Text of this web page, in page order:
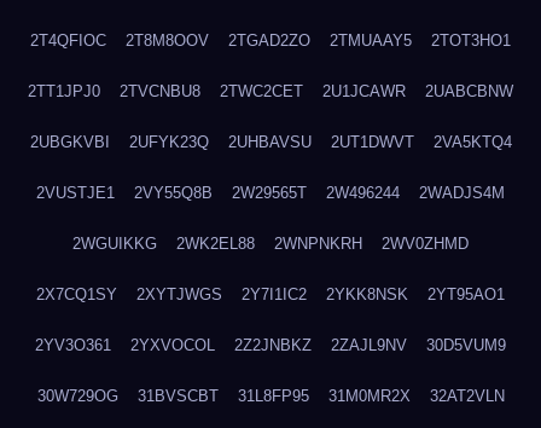
2T4QFIOC 2T8M8OOV 2TGAD2ZO 2TMUAAY5 2TOT3HO1
2TT1JPJ0 2TVCNBU8 2TWC2CET 2U1JCAWR 2UABCBNW
2UBGKVBI 2UFYK23Q 2UHBAVSU 2UT1DWVT 2VA5KTQ4
2VUSTJE1 2VY55Q8B 2W29565T 2W496244 2WADJS4M
2WGUIKKG 2WK2EL88 2WNPNKRH 2WV0ZHMD
2X7CQ1SY 2XYTJWGS 2Y7I1IC2 2YKK8NSK 2YT95AO1
2YV3O361 2YXVOCOL 2Z2JNBKZ 2ZAJL9NV 30D5VUM9
30W729OG 31BVSCBT 31L8FP95 31M0MR2X 32AT2VLN